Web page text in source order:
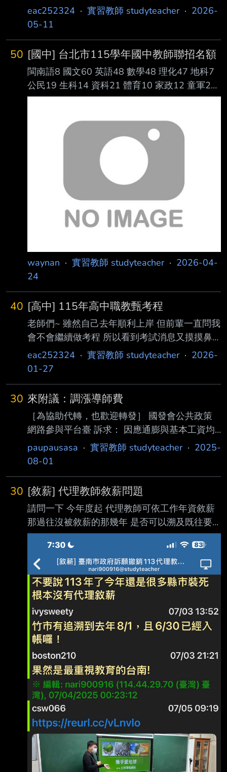
來不及處理，所以只有先用部分考生人數比較多
的科別，沒有處理到的科別老師們請 多多包
使用喔！ 也歡迎大家分享出去~ 最後提醒大家，
由於往年格式容易被用亂，所以這一次我有鎖定
大家可以編輯的區域，請 大家在空白處多嘗
試，一定有可以編輯的地方喔！ 成績查詢(5/12
eac252324 · 實習教師 studyteacher· 2026-
05-11
50 [國中] 台北市115學年國中教師聯招名額
閩南語8 國文60 英語48 數學48 理化47 地科7
公民19 生科14 資科21 體育10 家政12 童軍2
輔導活動14 專輔14 特教56 資優數學14 資優理
址:https://reurl.cc/lpY2xQ 報名截止日期:5/4(一)
waynan · 實習教師 studyteacher· 2026-04-
24
40 [高中] 115年高中職教甄考程
老師們~ 雖然自己去年順利上岸 但前輩一直問我
會不會繼續做考程 所以看到考試消息又摸摸鼻
子開始造福大家(應該吧 希望大家至少在考試上
少一個煩惱XD 考程連結如下
家今年順利金榜題名&寒假開心&新年快樂 --
eac252324 · 實習教師 studyteacher· 2026-
01-27
30 來附議：調漲導師費
［為協助代轉，也歡迎轉發］ 國發會公共政策
網路參與平台臺 訴求： 因應通膨與基本工資均
大幅提升，且須長時間與家長聯繫，多年未調漲
的高中以下導師費 ，應調升至5000元。 連署連
6188-4553-b768-480460a6a026 --
paupausasa · 實習教師 studyteacher· 2025-
08-01
30 [敘薪] 代理教師敘薪問題
請問一下 今年度起 代理教師可依工作年資敘薪
那過往沒被敘薪的那幾年 是否可以溯及既往要
求補發? 例如:前年代理時如果有敘薪應是220 但
當時沒敘薪 是拿到190 請問會補發前年的差額
嗎? --